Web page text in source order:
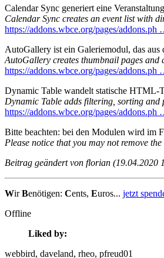
Calendar Sync generiert eine
Calendar Sync creates an event list with
https://addons.wbce.org/pages/
AutoGallery ist ein Galeriemodul, das
AutoGallery creates thumbnail pages
https://addons.wbce.org/pages/
Dynamic Table wandelt statische HTML-
Dynamic Table adds filtering, sorting
https://addons.wbce.org/pages/
Bitte beachten: bei den Modulen wird im
Please notice that you may not remove
Beitrag geändert von florian (19.04.2020
WirBenötigen: Cents, Euros... jetzt
Offline
Liked by:
webbird, daveland, rheo, pfreud01